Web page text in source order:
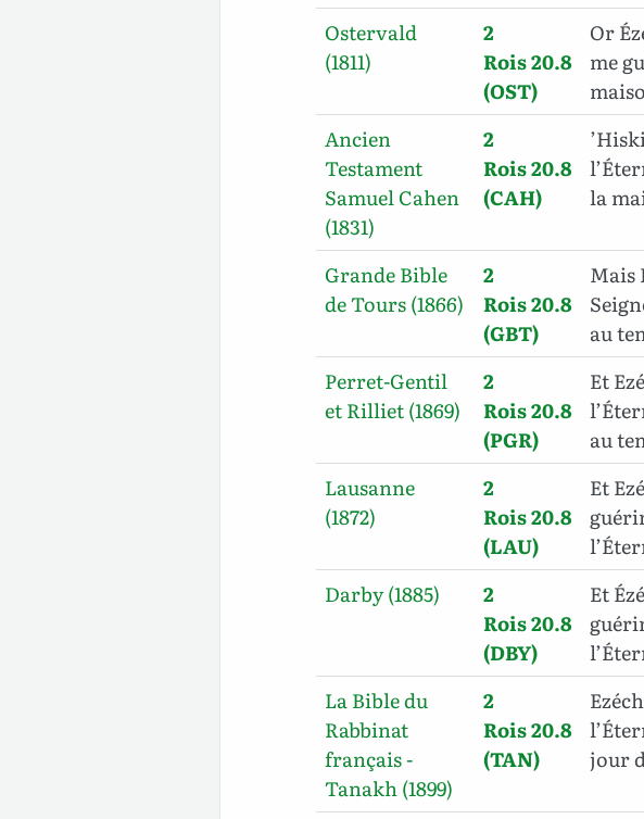
Ostervald
(1811)
2
Rois 20.8
(OST)
Or
me
Ancien
Testament
Samuel Cahen
(1831)
2
Rois 20.8
(CAH)
la
Grande Bible
de Tours (1866)
2
Rois 20.8
(GBT)
Mais
au
Perret-Gentil
et Rilliet (1869)
2
Rois 20.8
(PGR)
Et
au
Lausanne
(1872)
2
Rois 20.8
(LAU)
Et
Darby (1885)
2
Rois 20.8
(DBY)
Et
La Bible du
Rabbinat
français -
Tanakh (1899)
2
Rois 20.8
(TAN)
jour